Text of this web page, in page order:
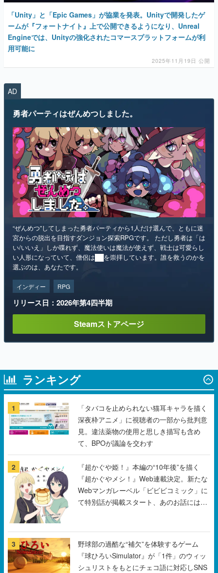
「経験値」「裏技」「ラスボス」… ゲームにまつわる言葉
の起源や用法の変遷を、コンピューター文化史研究家・タ
イニーP氏が徹底調査。
カテゴリ
マンガ
女性向け
アプリレビュー
その他
電ファミニコゲーマーとは？
運営：株式会社マレ
「Unity」と「Epic Games」が協業を発表。Unityで開発したゲ
ームが『フォートナイト』上で公開できるようになり、Unreal
Engineでは、Unityの強化されたコマースプラットフォームが利
用可能に
2025年11月19日 公開
AD
勇者パーティはぜんめつしました。
“ぜんめつ”してしまった勇者パーティから1人だけ選んで、ともに迷
宮からの脱出を目指すダンジョン探索RPGです。 ただし勇者は「は
い/いいえ」しか喋れず、魔法使いは魔法が使えず、戦士は可愛らし
い人形になっていて、僧侶は██を崇拝しています。誰を救うのかを
選ぶのは、あなたです。
インディー RPG
リリース日：2026年第4四半期
Steamストアページ
ランキング
1
「タバコを止められない猫耳キャラを描く
深夜枠アニメ」に視聴者の一部から批判意
見。違法薬物の使用と思しき描写も含め
て、BPOが議論を交わす
2
『超かぐや姫！』本編の“10年後”を描く
『超かぐやメシ！』Web連載決定。新たな
Webマンガレーベル「ビビビコミック」に
て特別話が掲載スタート、あのお話には…
3
野球部の過酷な“補欠”を体験するゲーム
『球ひろいSimulator』が「1件」のウィッ
シュリストをもとにチェコ語に対応しSNS